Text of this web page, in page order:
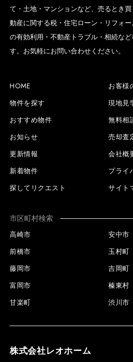
て・土地・マンションなど、売るとき
動産に関する税・住宅ローン・リフォ
の有効利用・不動産トラブル・相続な
す。お気軽にお問い合わせください。
HOME
物件を探す
おすすめ物件
お知らせ
更新情報
新着物件
探してリクエスト
お客様
現地見
無料相
売却査
会社概
プライ
サイト
市区町村検索
高崎市
前橋市
藤岡市
富岡市
甘楽町
安中市
玉村町
吉岡町
榛東村
渋川市
株式会社レオホーム